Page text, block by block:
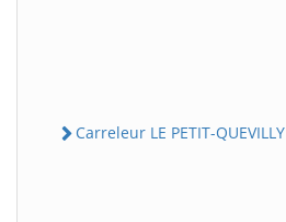
Carreleur LE PETIT-QUEVILLY